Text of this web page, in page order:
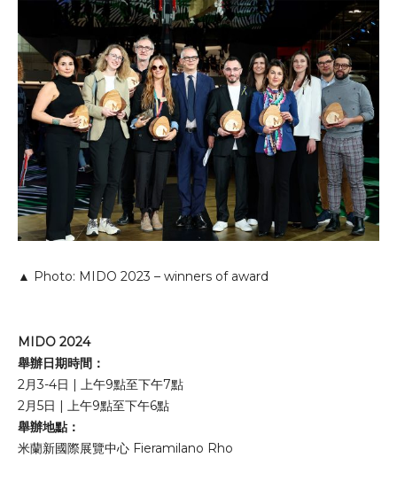
▲ Photo: MIDO 2023 – winners of award
MIDO 2024
舉辦日期時間：
2月3-4日 | 上午9點至下午7點
2月5日 | 上午9點至下午6點
舉辦地點：
米蘭新國際展覽中心 Fieramilano Rho